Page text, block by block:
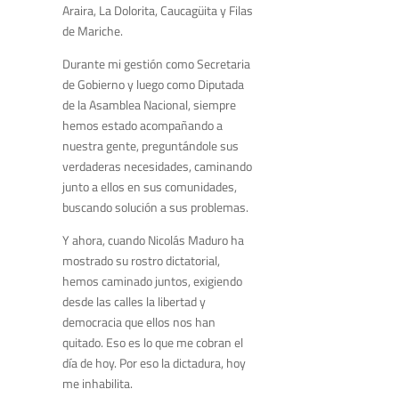
Araira, La Dolorita, Caucagüita y Filas
de Mariche.
Durante mi gestión como Secretaria
de Gobierno y luego como Diputada
de la Asamblea Nacional, siempre
hemos estado acompañando a
nuestra gente, preguntándole sus
verdaderas necesidades, caminando
junto a ellos en sus comunidades,
buscando solución a sus problemas.
Y ahora, cuando Nicolás Maduro ha
mostrado su rostro dictatorial,
hemos caminado juntos, exigiendo
desde las calles la libertad y
democracia que ellos nos han
quitado. Eso es lo que me cobran el
día de hoy. Por eso la dictadura, hoy
me inhabilita.